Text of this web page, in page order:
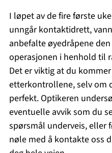
I løpet av de fire første
unngår kontaktidrett,
anbefalte øyedråpene
operasjonen i henhold til
Det er viktig at du
etterkontrollene, selv om
perfekt. Optikeren
eventuelle avvik som du
spørsmål underveis, eller
nøle med å kontakte oss